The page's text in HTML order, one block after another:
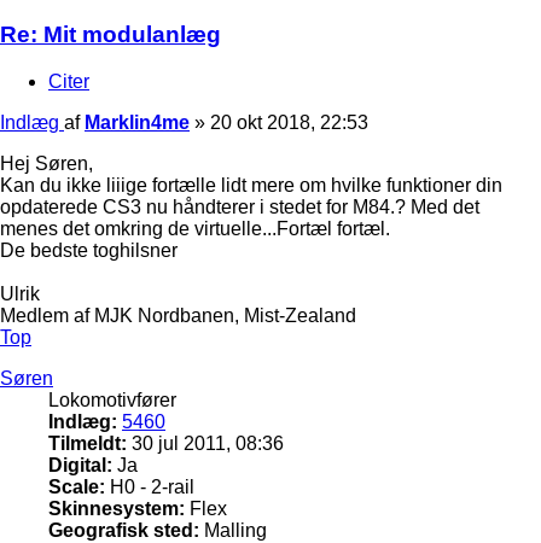
Re: Mit modulanlæg
Citer
Indlæg af Marklin4me » 20 okt 2018, 22:53
Hej Søren,
Kan du ikke liiige fortælle lidt mere om hvilke funktioner din
opdaterede CS3 nu håndterer i stedet for M84.? Med det
menes det omkring de virtuelle...Fortæl fortæl.
De bedste toghilsner
Ulrik
Medlem af MJK Nordbanen, Mist-Zealand
Top
Søren
Lokomotivfører
Indlæg: 5460
Tilmeldt: 30 jul 2011, 08:36
Digital: Ja
Scale: H0 - 2-rail
Skinnesystem: Flex
Geografisk sted: Malling